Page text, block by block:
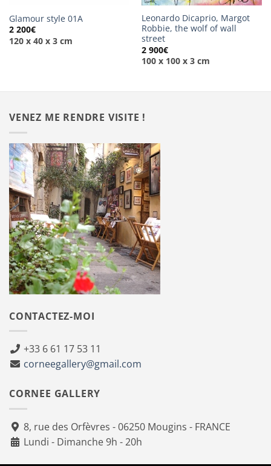
Glamour style 01A
2 200€
120 x 40 x 3 cm
Leonardo Dicaprio, Margot
Robbie, the wolf of wall
street
2 900€
100 x 100 x 3 cm
VENEZ ME RENDRE VISITE !
CONTACTEZ-MOI
+33 6 61 17 53 11
corneegallery@gmail.com
CORNEE GALLERY
8, rue des Orfèvres - 06250 Mougins - FRANCE
Lundi - Dimanche 9h - 20h